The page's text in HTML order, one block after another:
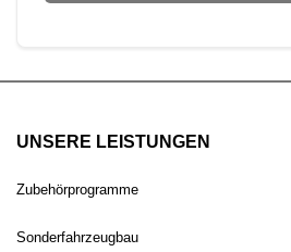
UNSERE LEISTUNGEN
Zubehörprogramme
Sonderfahrzeugbau